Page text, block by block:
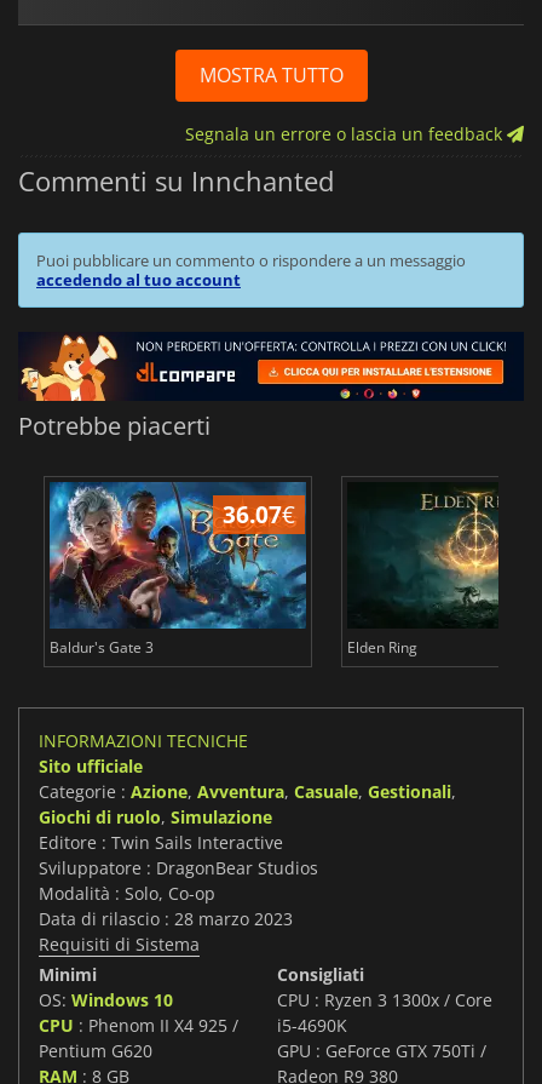
MOSTRA TUTTO
Segnala un errore o lascia un feedback
Commenti su Innchanted
Puoi pubblicare un commento o rispondere a un messaggio
accedendo al tuo account
Potrebbe piacerti
36.07€
Baldur's Gate 3 Elden Ring
INFORMAZIONI TECNICHE
Sito ufficiale
Categorie : Azione, Avventura, Casuale, Gestionali,
Giochi di ruolo, Simulazione
Editore : Twin Sails Interactive
Sviluppatore : DragonBear Studios
Modalità : Solo, Co-op
Data di rilascio : 28 marzo 2023
Requisiti di Sistema
Minimi
OS: Windows 10
CPU : Phenom II X4 925 /
Pentium G620
RAM : 8 GB
Consigliati
CPU : Ryzen 3 1300x / Core
i5-4690K
GPU : GeForce GTX 750Ti /
Radeon R9 380